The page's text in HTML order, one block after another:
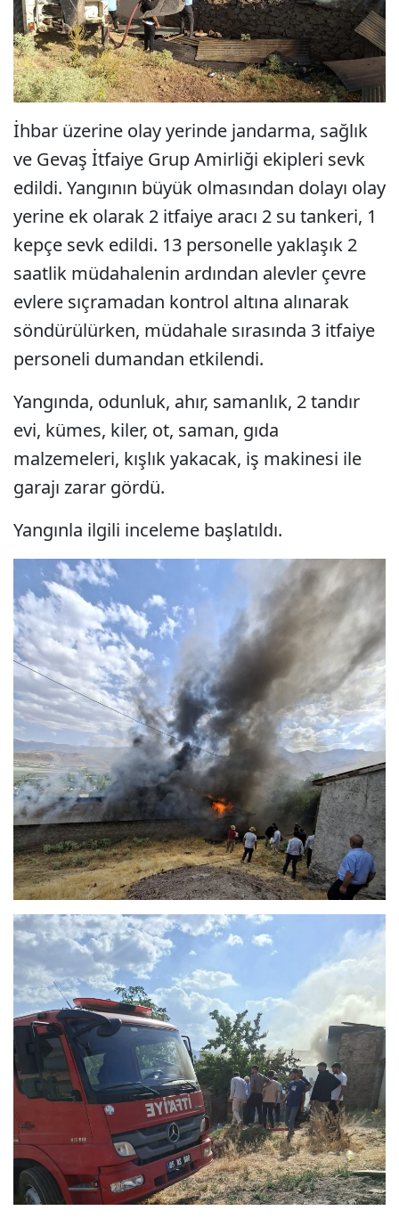
İhbar üzerine olay yerinde jandarma, sağlık
ve Gevaş İtfaiye Grup Amirliği ekipleri sevk
edildi. Yangının büyük olmasından dolayı olay
yerine ek olarak 2 itfaiye aracı 2 su tankeri, 1
kepçe sevk edildi. 13 personelle yaklaşık 2
saatlik müdahalenin ardından alevler çevre
evlere sıçramadan kontrol altına alınarak
söndürülürken, müdahale sırasında 3 itfaiye
personeli dumandan etkilendi.
Yangında, odunluk, ahır, samanlık, 2 tandır
evi, kümes, kiler, ot, saman, gıda
malzemeleri, kışlık yakacak, iş makinesi ile
garajı zarar gördü.
Yangınla ilgili inceleme başlatıldı.